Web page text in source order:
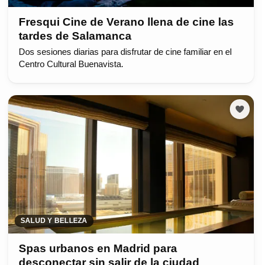
Fresqui Cine de Verano llena de cine las
tardes de Salamanca
Dos sesiones diarias para disfrutar de cine familiar en el
Centro Cultural Buenavista.
SALUD Y BELLEZA
Spas urbanos en Madrid para
desconectar sin salir de la ciudad